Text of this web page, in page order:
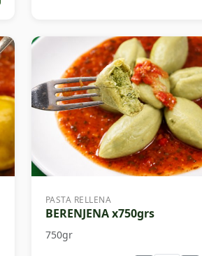
PASTA RELLENA
BERENJENA x750grs
750gr